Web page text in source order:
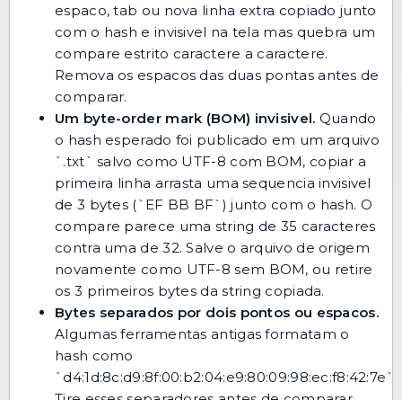
espaco, tab ou nova linha extra copiado junto
com o hash e invisivel na tela mas quebra um
compare estrito caractere a caractere.
Remova os espacos das duas pontas antes de
comparar.
Um byte-order mark (BOM) invisivel. Quando
o hash esperado foi publicado em um arquivo
`.txt` salvo como UTF-8 com BOM, copiar a
primeira linha arrasta uma sequencia invisivel
de 3 bytes (`EF BB BF`) junto com o hash. O
compare parece uma string de 35 caracteres
contra uma de 32. Salve o arquivo de origem
novamente como UTF-8 sem BOM, ou retire
os 3 primeiros bytes da string copiada.
Bytes separados por dois pontos ou espacos.
Algumas ferramentas antigas formatam o
hash como
`d4:1d:8c:d9:8f:00:b2:04:e9:80:09:98:ec:f8:42:7e`.